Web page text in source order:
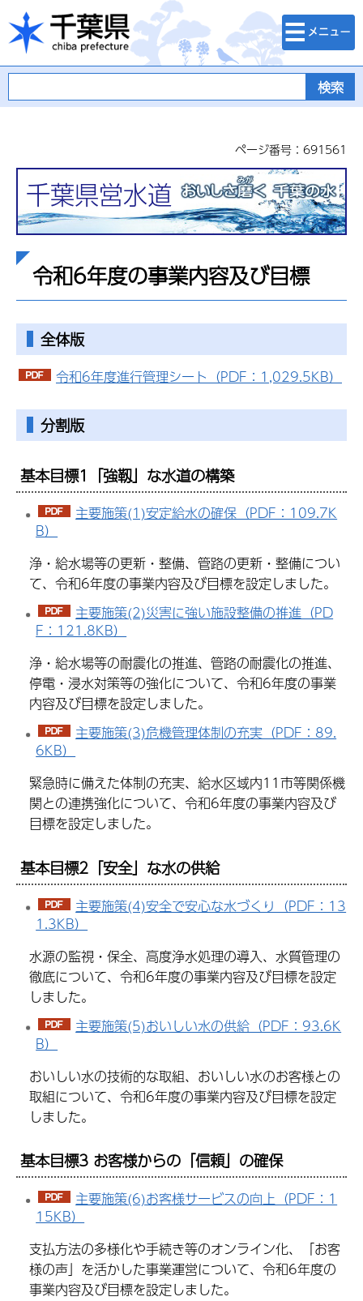
千葉県
検索・メニュ
ー
ページ番号：691561
千葉県営水道
令和6年度の事業内容及び目標
全体版
令和6年度進行管理シート（PDF：1,029.5KB）
分割版
基本目標1「強靱」な水道の構築
主要施策(1)安定給水の確保（PDF：109.7K
B）
浄・給水場等の更新・整備、管路の更新・整備につい
て、令和6年度の事業内容及び目標を設定しました。
主要施策(2)災害に強い施設整備の推進（PD
F：121.8KB）
浄・給水場等の耐震化の推進、管路の耐震化の推進、
停電・浸水対策等の強化について、令和6年度の事業
内容及び目標を設定しました。
主要施策(3)危機管理体制の充実（PDF：89.
6KB）
緊急時に備えた体制の充実、給水区域内11市等関係機
関との連携強化について、令和6年度の事業内容及び
目標を設定しました。
基本目標2「安全」な水の供給
主要施策(4)安全で安心な水づくり（PDF：13
1.3KB）
水源の監視・保全、高度浄水処理の導入、水質管理の
徹底について、令和6年度の事業内容及び目標を設定
しました。
主要施策(5)おいしい水の供給（PDF：93.6K
B）
おいしい水の技術的な取組、おいしい水のお客様との
取組について、令和6年度の事業内容及び目標を設定
しました。
基本目標3 お客様からの「信頼」の確保
主要施策(6)お客様サービスの向上（PDF：1
15KB）
支払方法の多様化や手続き等のオンライン化、「お客
様の声」を活かした事業運営について、令和6年度の
事業内容及び目標を設定しました。